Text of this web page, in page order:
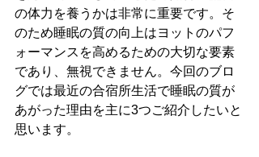
の体力を養うかは非常に重要です。そ
のため睡眠の質の向上はヨットのパフ
ォーマンスを高めるための大切な要素
であり、無視できません。今回のブロ
グでは最近の合宿所生活で睡眠の質が
あがった理由を主に3つご紹介したいと
思います。